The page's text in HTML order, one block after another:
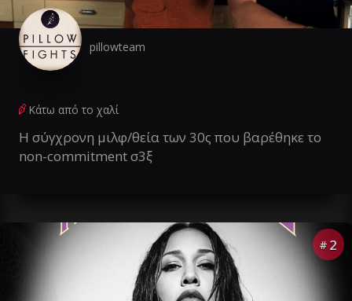
pillowteam
Κάτω από το χαλί
Η σύγχρονη μιλφ/θεία των 30ς που βαρέθηκε το
non-commitment σ3ξ
# 2